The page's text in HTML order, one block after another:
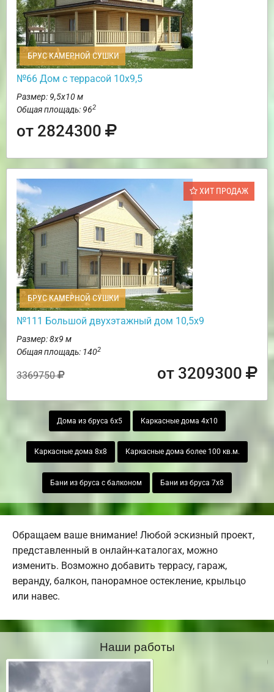
БРУС КАМЕРНОЙ СУШКИ
№66 Дом с террасой 10х9,5
Размер: 9,5х10 м
Общая площадь: 962
от 2824300
ХИТ ПРОДАЖ
БРУС КАМЕРНОЙ СУШКИ
№111 Большой двухэтажный дом 10,5х9
Размер: 8х9 м
Общая площадь: 1402
3369750 от 3209300
Дома из бруса 6х5 Каркасные дома 4х10
Каркасные дома 8х8 Каркасные дома более 100 кв.м.
Бани из бруса с балконом Бани из бруса 7х8
Обращаем ваше внимание! Любой эскизный проект,
представленный в онлайн-каталогах, можно
изменить. Возможно добавить террасу, гараж,
веранду, балкон, панорамное остекление, крыльцо
или навес.
Наши работы